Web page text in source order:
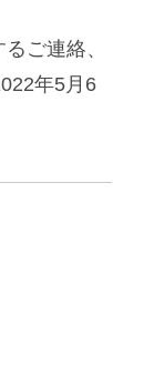
ご連絡、
年5月6